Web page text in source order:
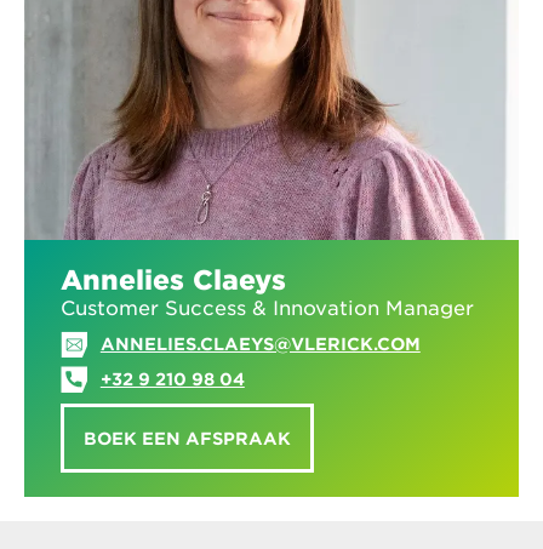
Annelies Claeys
Customer Success & Innovation Manager
ANNELIES.CLAEYS@VLERICK.COM
+32 9 210 98 04
BOEK EEN AFSPRAAK